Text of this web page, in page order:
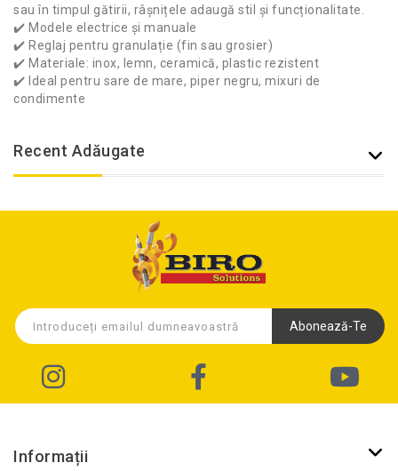
sau în timpul gătirii, râșnițele adaugă stil și funcționalitate.
✔️ Modele electrice și manuale
✔️ Reglaj pentru granulație (fin sau grosier)
✔️ Materiale: inox, lemn, ceramică, plastic rezistent
✔️ Ideal pentru sare de mare, piper negru, mixuri de
condimente
Recent Adăugate
Abonează-Te
Informații